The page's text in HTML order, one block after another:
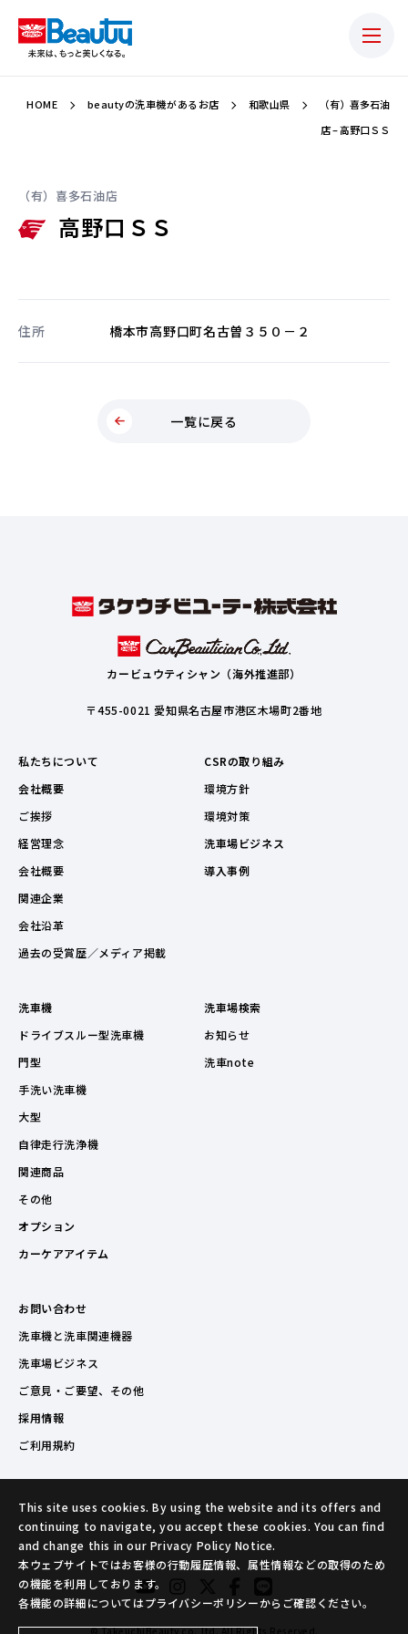
HOME beautyの洗車機があるお店 和歌山県
（有）喜多石油
店 – 高野口ＳＳ
（有）喜多石油店
高野口ＳＳ
住所 橋本市高野口町名古曽３５０－２
一覧に戻る
カービュウティシャン（海外推進部）
〒455-0021 愛知県名古屋市港区木場町2番地
私たちについて
会社概要
ご挨拶
経営理念
会社概要
関連企業
会社沿革
過去の受賞歴／メディア掲載
CSRの取り組み
環境方針
環境対策
洗車場ビジネス
導入事例
洗車機
ドライブスルー型洗車機
門型
手洗い洗車機
大型
自律走行洗浄機
関連商品
その他
オプション
カーケアアイテム
洗車場検索
お知らせ
洗車note
お問い合わせ
洗車機と洗車関連機器
洗車場ビジネス
ご意見・ご要望、その他
採用情報
ご利用規約
© TakeuchiBeauty co.,ltd. All Rights Reserved.
This site uses cookies. By using the website and its offers and
continuing to navigate, you accept these cookies. You can find
and change this in our Privacy Policy Notice.
本ウェブサイトではお客様の行動履歴情報、属性情報などの取得のため
の機能を利用しております。
各機能の詳細についてはプライバシーポリシーからご確認ください。